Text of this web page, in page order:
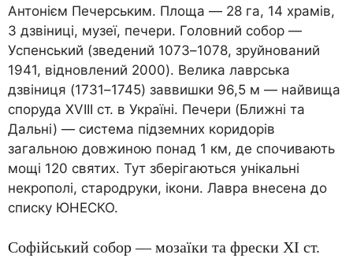
Антонієм Печерським. Площа — 28 га, 14 храмів,
3 дзвіниці, музеї, печери. Головний собор —
Успенський (зведений 1073–1078, зруйнований
1941, відновлений 2000). Велика лаврська
дзвіниця (1731–1745) заввишки 96,5 м — найвища
споруда XVIII ст. в Україні. Печери (Ближні та
Дальні) — система підземних коридорів
загальною довжиною понад 1 км, де спочивають
мощі 120 святих. Тут зберігаються унікальні
некрополі, стародруки, ікони. Лавра внесена до
списку ЮНЕСКО.
Софійський собор — мозаїки та фрески XI ст.